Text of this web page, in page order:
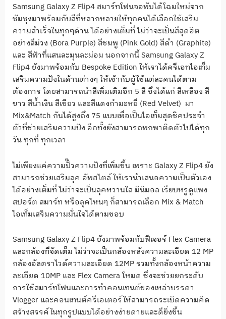
Samsung Galaxy Z Flip4 สมาร์ทโฟนจอพับได้โฉมใหม่จาก
ซัมซุงมาพร้อมกับสีที่หลากหลายให้ทุกคนได้เลือกใช้เสริม
ความสำเร็จในทุกๆด้าน ได้อย่างเต็มที่ ไม่ว่าจะเป็นสีสุดฮิต
อย่างสีม่วง (Bora Purple) สีชมพู​ (Pink Gold) สีดำ (Graphite)
และ สีฟ้าที่แสนละมุนละม่อม นอกจากนี้ Samsung Galaxy Z
Flip4 ยังมาพร้อมกับ Bespoke Edition ให้เราได้ครีเอทไอเท็ม
เสริมความปังในด้านต่างๆ ให้เข้ากับผู้ใช้แต่ละคนได้ตาม
ต้องการ โดยสามารถนำสีเพิ่มเติมอีก 5 สี ซึ่งได้แก่ สีเหลือง สี
ขาว สีน้ำเงิน สีเขียว และสีแดงกำมะหยี่ (Red Velvet) มา
Mix&Match กันได้สูงถึง 75 แบบเพื่อเป็นไอเท็มสุดชิคประจำ
ตัวที่ช่วยเสริมความปัง อีกทั้งยังสามารถพกพาติดตัวไปได้ทุก
วัน ทุกที่ ทุกเวลา
ไม่เพียงแค่ความปั๊วความปังที่เพิ่มขึ้น เพราะ Galaxy Z Flip4 ยัง
สามารถช่วยเสริมลุค อัพสไตล์ ให้เรานำเสนอความเป็นตัวเอง
ได้อย่างเต็มที่ ไม่ว่าจะเป็นลุคหวานใส มินิมอล เรียบหรู​ดูแพง
สปอร์ต สมาร์ท หรือลุคไหนๆ ก็สามารถเลือก Mix & Match
ไอเท็มเสริมความมั่นใจได้ตามชอบ
Samsung Galaxy Z Flip4 ยังมาพร้อมกับฟีเจอร์ Flex Camera
และกล้องที่จัดเต็ม ไม่ว่าจะเป็นกล้องหลังความละเอียด 12 MP
กล้องอัลตราไวด์ความละเอียด 12MP รวมทั้งกล้องหน้าความ
ละเอียด 10MP และ Flex Camera โหมด ซึ่งจะช่วยยกระดับ
การใช้สมาร์ทโฟนและการทำคอนเทนต์ของเหล่าบรรดา
Vlogger และคอนเทนต์ครีเอเตอร์ให้สามารถระเบิดความคิด
สร้างสรรค์ในทุกรูปแบบได้อย่างง่ายดายและดียิ่งขึ้น